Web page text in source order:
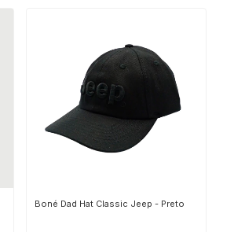
Boné Dad Hat Classic Jeep - Preto